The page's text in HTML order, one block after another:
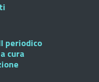
periodico
cura